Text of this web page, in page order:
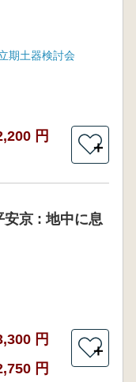
期土器検討会
円
＋
安京 : 地中に息
円
円
＋